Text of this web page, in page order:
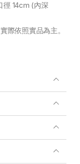
徑 14cm (內深
際依照實品為主。